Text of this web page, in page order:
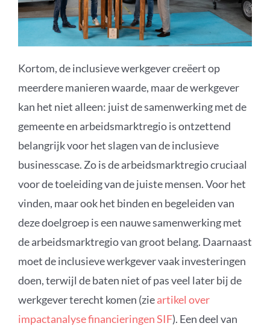
Kortom, de inclusieve werkgever creëert op
meerdere manieren waarde, maar de werkgever
kan het niet alleen: juist de samenwerking met de
gemeente en arbeidsmarktregio is ontzettend
belangrijk voor het slagen van de inclusieve
businesscase. Zo is de arbeidsmarktregio cruciaal
voor de toeleiding van de juiste mensen. Voor het
vinden, maar ook het binden en begeleiden van
deze doelgroep is een nauwe samenwerking met
de arbeidsmarktregio van groot belang. Daarnaast
moet de inclusieve werkgever vaak investeringen
doen, terwijl de baten niet of pas veel later bij de
werkgever terecht komen (zieartikel over
impactanalyse financieringen SIF). Een deel van